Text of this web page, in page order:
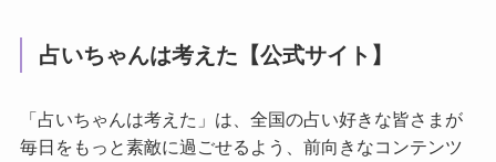
占いちゃんは考えた【公式サイト】
「占いちゃんは考えた」は、全国の占い好きな皆さまが
毎日をもっと素敵に過ごせるよう、前向きなコンテンツ